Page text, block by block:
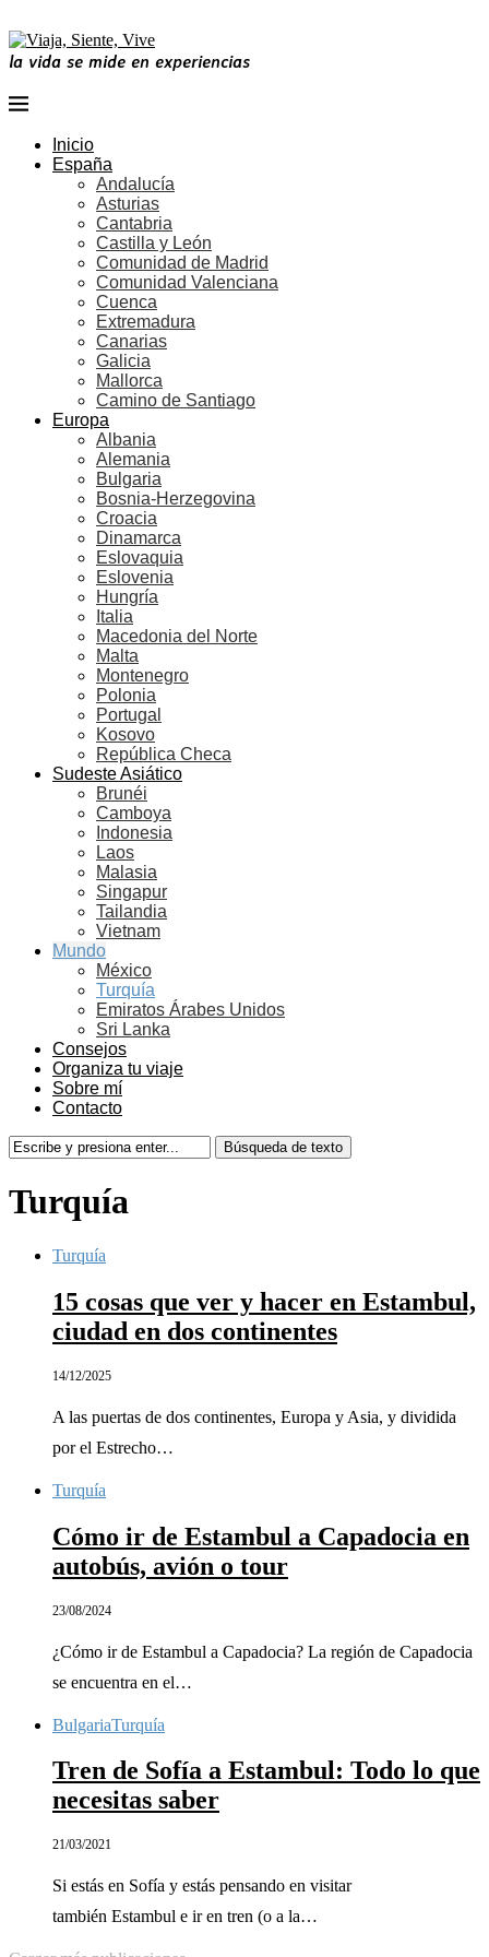
la vida se mide en experiencias
Inicio
España
Andalucía
Asturias
Cantabria
Castilla y León
Comunidad de Madrid
Comunidad Valenciana
Cuenca
Extremadura
Canarias
Galicia
Mallorca
Camino de Santiago
Europa
Albania
Alemania
Bulgaria
Bosnia-Herzegovina
Croacia
Dinamarca
Eslovaquia
Eslovenia
Hungría
Italia
Macedonia del Norte
Malta
Montenegro
Polonia
Portugal
Kosovo
República Checa
Sudeste Asiático
Brunéi
Camboya
Indonesia
Laos
Malasia
Singapur
Tailandia
Vietnam
Mundo
México
Turquía
Emiratos Árabes Unidos
Sri Lanka
Consejos
Organiza tu viaje
Sobre mí
Contacto
Turquía
Turquía
15 cosas que ver y hacer en Estambul,
ciudad en dos continentes
14/12/2025
A las puertas de dos continentes, Europa y Asia, y dividida
por el Estrecho…
Turquía
Cómo ir de Estambul a Capadocia en
autobús, avión o tour
23/08/2024
¿Cómo ir de Estambul a Capadocia? La región de Capadocia
se encuentra en el…
BulgariaTurquía
Tren de Sofía a Estambul: Todo lo que
necesitas saber
21/03/2021
Si estás en Sofía y estás pensando en visitar
también Estambul e ir en tren (o a la…